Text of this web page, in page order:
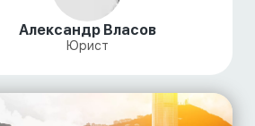
Александр Власов
Юрист